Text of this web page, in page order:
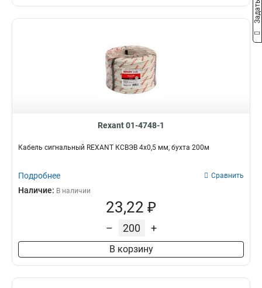
Rexant 01-4748-1
Кабель сигнальный REXANT КCВЭB 4х0,5 мм, бухта 200м
Подробнее Сравнить
Наличие: В наличии
23,22 ₽
– +
В корзину